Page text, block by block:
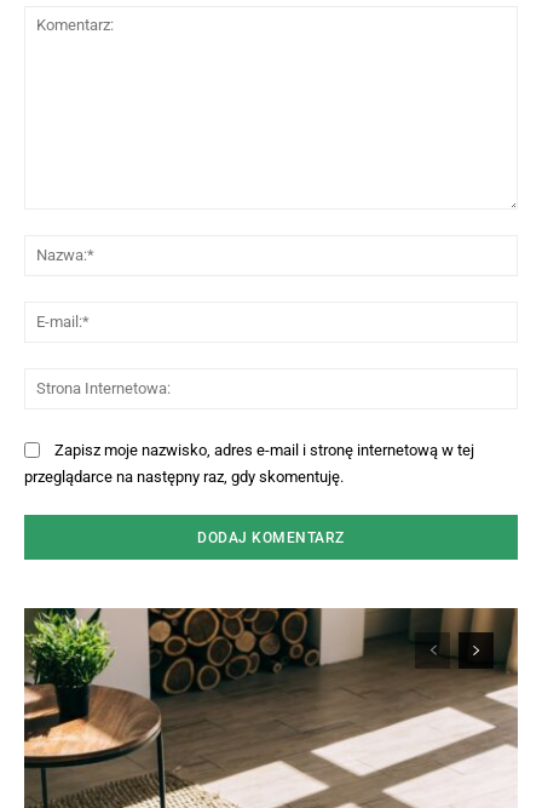
Zapisz moje nazwisko, adres e-mail i stronę internetową w tej
przeglądarce na następny raz, gdy skomentuję.